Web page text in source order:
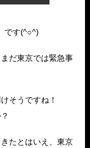
です(^○^)
だ東京では緊急事
そうですね！
たとはいえ、東京